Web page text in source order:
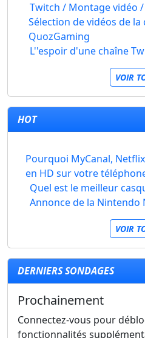
Twitch / Montage vidéo
Sélection de vidéos de la
QuozGaming
L''espoir d'une chaîne
VOIR
HOT
Pourquoi MyCanal,
en HD sur votre
Quel est le meilleur
Annonce de la Nintendo
VOIR
DERNIERS SONDAGES
Prochainement
Connectez-vous pour
fonctionnalités